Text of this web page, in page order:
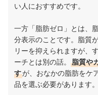
い人におすすめです。
一方「脂肪ゼロ」とは、
分表示のことです。脂質
リーを抑えられますが、
ーチとは別の話。
脂質や
すが、おなかの脂肪をケ
品を選ぶ必要があります。